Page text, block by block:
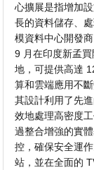
心擴展是指增加
長的資料儲存、
模資料中心開發
9 月在印度新孟
地，可提供高達
算和雲端應用不
其設計利用了先
效地處理高密度
過整合增強的實
控，確保安全運
站，並在全面的